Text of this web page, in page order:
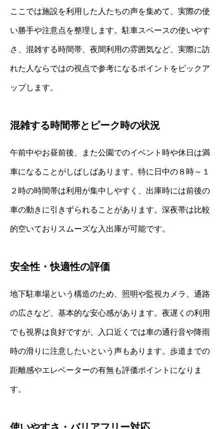
ここでは施設を利用した人たちの声を集めて、実際の使
い勝手や注意点を整理します。駐車スペースの使いやす
さ、混雑する時間帯、夜間利用の雰囲気など、実際に訪
れた人ならではの視点で参考になるポイントをピックア
ップします。
混雑する時間帯とピーク時の状況
午前中やお昼前後、また公園でのイベント時や休日は満
車になることがしばしばあります。特に日中の８時～１
２時の時間帯は利用が集中しやすく、出庫時には前後の
車の動きに引きずられることがあります。深夜帯は比較
的空いておりスムーズな入出庫が可能です。
安全性・快適性の評価
地下駐車場という構造のため、照明や監視カメラ、通路
の広さなど、基本的な安心感があります。夜遅くの利用
でも視界は良好ですが、入口近くでは車の通行音や降雨
時の滑りに注意したいという声もあります。歩道までの
距離感やエレベーターの有無も評価ポイントになりま
す。